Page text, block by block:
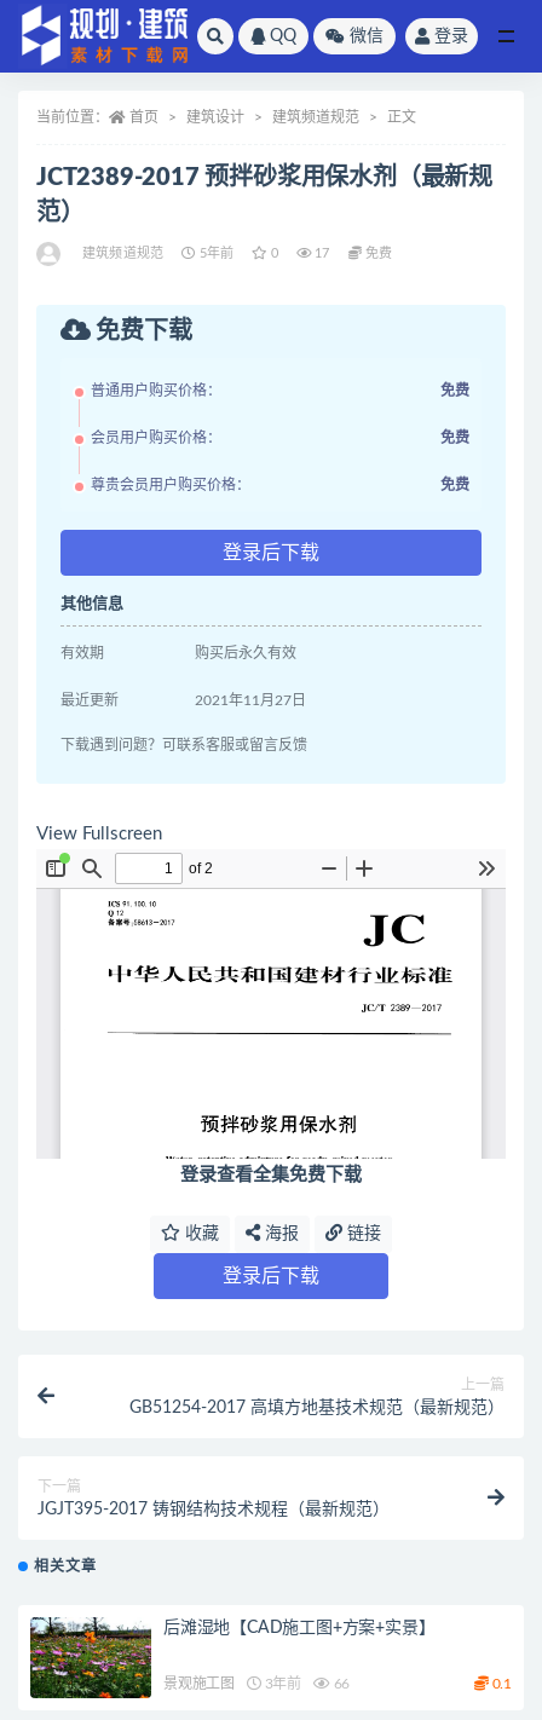
QQ 微信 登录
当前位置： 首页 建筑设计 建筑频道规范 正文
JCT2389-2017 预拌砂浆用保水剂（最新规
范）
建筑频道规范 5年前 0 17 免费
免费下载
普通用户购买价格： 免费
会员用户购买价格： 免费
尊贵会员用户购买价格： 免费
登录后下载
其他信息
有效期 购买后永久有效
最近更新 2021年11月27日
下载遇到问题？可联系客服或留言反馈
View Fullscreen
登录查看全集免费下载
收藏 海报 链接
登录后下载
上一篇
GB51254-2017 高填方地基技术规范（最新规范）
下一篇
JGJT395-2017 铸钢结构技术规程（最新规范）
相关文章
后滩湿地【CAD施工图+方案+实景】
景观施工图 3年前 66 0.1
全部